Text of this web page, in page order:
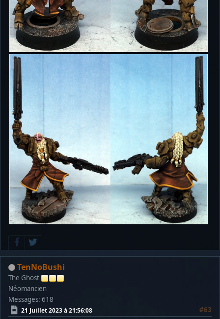
TenNoBushi
The Ghost
Néomancien
Messages: 618
21 Juillet 2023 à 21:56:08 #63